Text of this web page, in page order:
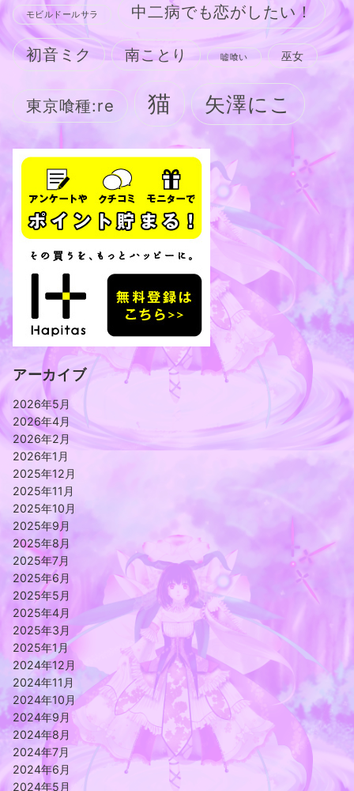
モビルドールサラ 中二病でも恋がしたい！
初音ミク 南ことり 嘘喰い 巫女
東京喰種:re 猫 矢澤にこ
アーカイブ
2026年5月
2026年4月
2026年2月
2026年1月
2025年12月
2025年11月
2025年10月
2025年9月
2025年8月
2025年7月
2025年6月
2025年5月
2025年4月
2025年3月
2025年1月
2024年12月
2024年11月
2024年10月
2024年9月
2024年8月
2024年7月
2024年6月
2024年5月